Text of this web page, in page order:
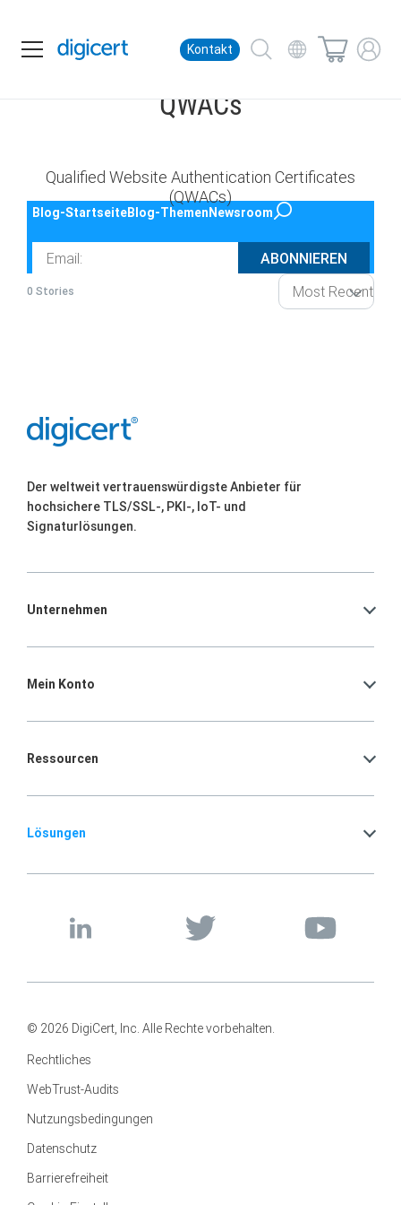
Kontakt
QWACs
Qualified Website Authentication Certificates
(QWACs)
Blog-StartseiteBlog-ThemenNewsroom
Email ABONNIEREN
0 Stories
Der weltweit vertrauenswürdigste Anbieter für
hochsichere TLS/SSL-, PKI-, IoT- und
Signaturlösungen.
Unternehmen
Mein Konto
Ressourcen
Lösungen
© 2026 DigiCert, Inc. Alle Rechte vorbehalten.
Rechtliches
WebTrust-Audits
Nutzungsbedingungen
Datenschutz
Barrierefreiheit